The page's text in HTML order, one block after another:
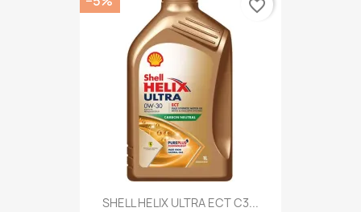
SHELL HELIX ULTRA ECT C3...
favorite_border